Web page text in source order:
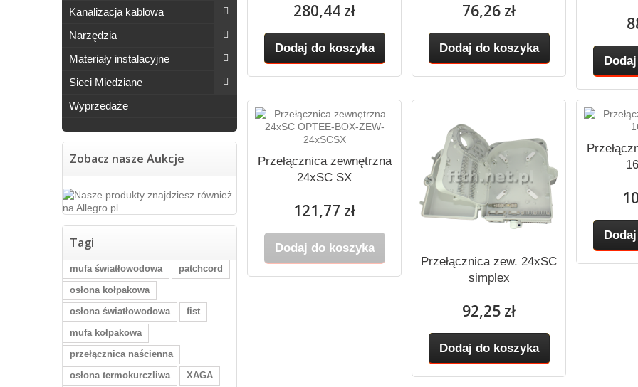
Kanalizacja kablowa
Narzędzia
Materiały instalacyjne
Sieci Miedziane
Wyprzedaże
Zobacz nasze Aukcje
Tagi
mufa światłowodowa
patchcord
osłona kołpakowa
osłona światłowodowa
fist
mufa kołpakowa
przełącznica naścienna
osłona termokurczliwa
XAGA
280,44 zł
Dodaj do koszyka
76,26 zł
Dodaj do koszyka
Przełącznica zewnętrzna
24xSC SX
121,77 zł
Dodaj do koszyka
Przełącznica zew. 24xSC
simplex
92,25 zł
Dodaj do koszyka